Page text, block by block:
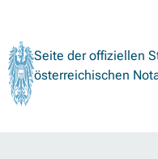
Seite der offiziellen
österreichischen